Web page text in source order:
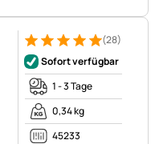
Bewertung: 5 von 5 (28
28 Bewertungen (28)
Sofort verfügbar
1 - 3 Tage
0,34 kg
45233